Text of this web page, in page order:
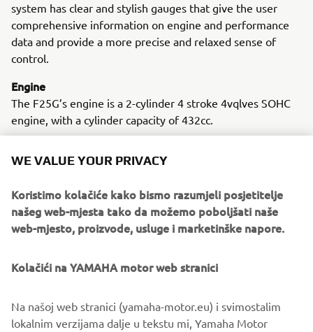
system has clear and stylish gauges that give the user
comprehensive information on engine and performance
data and provide a more precise and relaxed sense of
control.
Engine
The F25G’s engine is a 2-cylinder 4 stroke 4vqlves SOHC
engine, with a cylinder capacity of 432cc.
2017 YXZ1000R SS
The information and/or imagery on these webpages may
WE VALUE YOUR PRIVACY
Koristimo kolačiće kako bismo razumjeli posjetitelje
našeg web-mjesta tako da možemo poboljšati naše
web-mjesto, proizvode, usluge i marketinške napore.
Kolačići na YAMAHA motor web stranici
Na našoj web stranici (yamaha-motor.eu) i svimostalim
lokalnim verzijama dalje u tekstu mi, Yamaha Motor